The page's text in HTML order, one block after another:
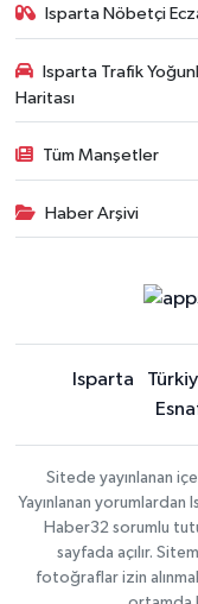
Isparta Nöbetçi
Isparta Trafik
Haritası
Tüm Manşetler
Haber Arşivi
Isparta
Sitede yayınlanan
Yayınlanan
Haber32 sorumlu
sayfada açılır.
fotoğraflar izin